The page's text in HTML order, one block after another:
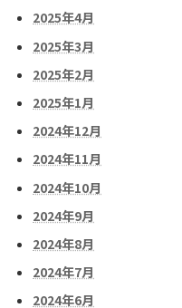
2025年4月
2025年3月
2025年2月
2025年1月
2024年12月
2024年11月
2024年10月
2024年9月
2024年8月
2024年7月
2024年6月